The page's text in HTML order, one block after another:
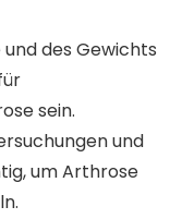
des Gewichts
sein.
und
um Arthrose